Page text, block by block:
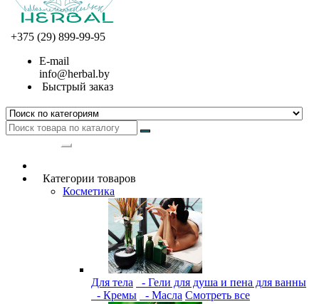
+375 (29) 899-99-95
E-mail
info@herbal.by
Быстрый заказ
Категории товаров
Косметика
Для тела
- Гели для душа и пена для ванны
- Кремы
- Масла Смотреть все